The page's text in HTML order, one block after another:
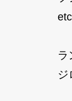
ラ
ジ